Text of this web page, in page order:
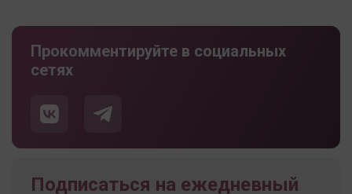
Прокомментируйте в социальных
сетях
Подписаться на ежедневный